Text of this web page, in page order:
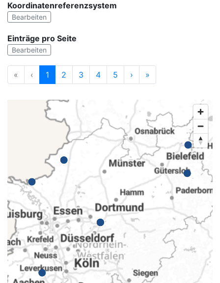
Koordinatenreferenzsystem
Bearbeiten
Einträge pro Seite
Bearbeiten
« ‹ 1 2 3 4 5 › »